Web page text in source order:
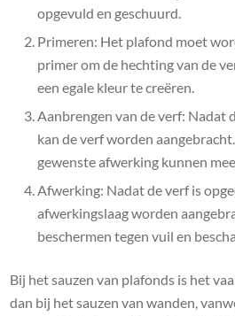
opgevuld en geschuurd.
Primeren: Het plafond moet
primer om de hechting van de
een egale kleur te creëren.
Aanbrengen van de verf: Nadat
kan de verf worden
gewenste afwerking kunnen
Afwerking: Nadat de verf is
afwerkingslaag worden
beschermen tegen vuil en
Bij het sauzen van plafonds is het
dan bij het sauzen van wanden,